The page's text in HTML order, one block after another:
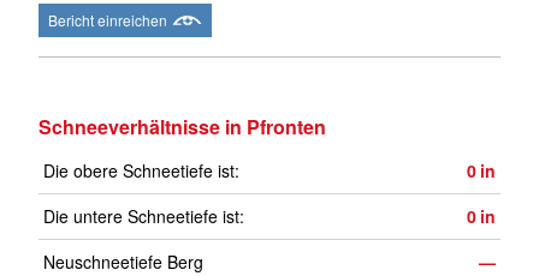
Bericht einreichen
Schneeverhältnisse in Pfronten
Die obere Schneetiefe ist: 0 in
Die untere Schneetiefe ist:
0 in
Neuschneetiefe Berg
—